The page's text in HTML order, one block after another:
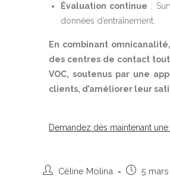
Évaluation continue :
données d’entraînement.
En combinant
des centres de contact
VOC, soutenus par une
clients, d’améliorer leur
Demandez dès maintenant
Céline Molina 5